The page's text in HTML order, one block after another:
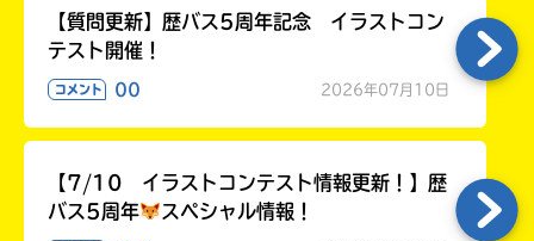
【質問更新】歴バス5周年記念 イラストコン
テスト開催！
コメント 00 2026年07月10日
【7/10 イラストコンテスト情報更新！】歴
バス5周年
スペシャル情報！